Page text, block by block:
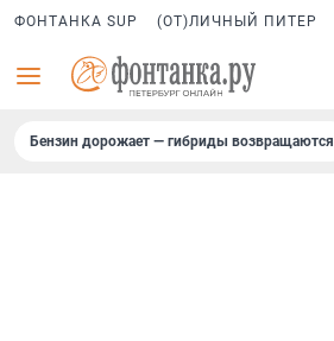
ФОНТАНКА SUP (ОТ)ЛИЧНЫЙ ПИТЕР
Бензин дорожает — гибриды возвращаются